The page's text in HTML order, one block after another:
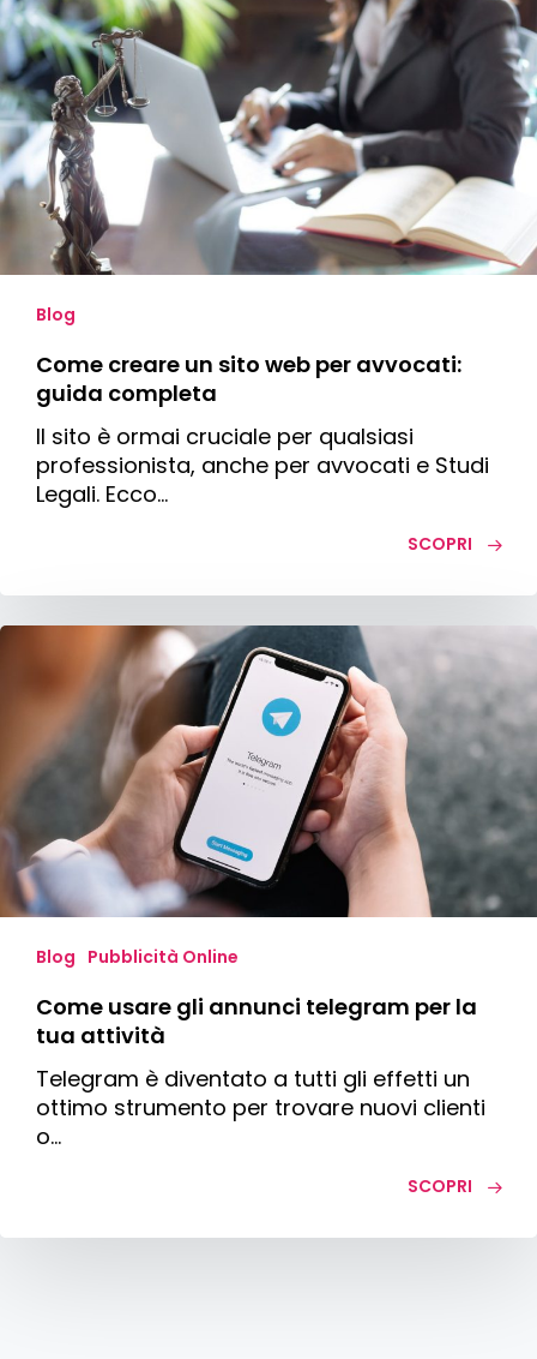
creare
un
sito
web
per
avvocati:
guida
completa
Blog
Come creare un sito web per avvocati:
guida completa
Il sito è ormai cruciale per qualsiasi
professionista, anche per avvocati e Studi
Legali. Ecco…
SCOPRI
Come
annunci
telegram
per
la
tua
attività
Blog Pubblicità Online
Come usare gli annunci telegram per la
tua attività
Telegram è diventato a tutti gli effetti un
ottimo strumento per trovare nuovi clienti
o…
SCOPRI